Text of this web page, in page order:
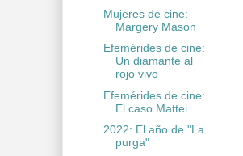
Mujeres de cine:
Margery Mason
Efemérides de cine:
Un diamante al
rojo vivo
Efemérides de cine:
El caso Mattei
2022: El año de "La
purga"